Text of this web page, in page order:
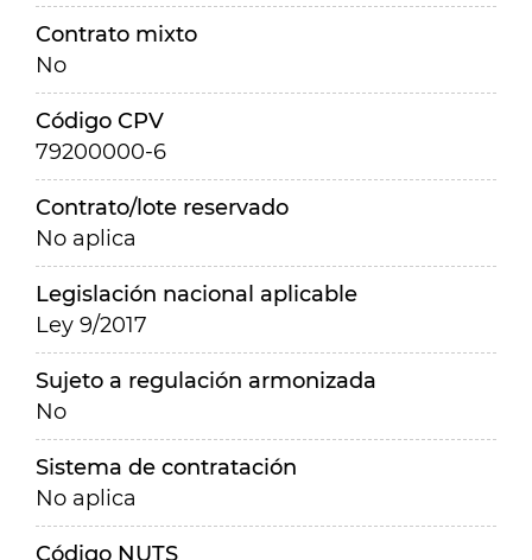
Contrato mixto
No
Código CPV
79200000-6
Contrato/lote reservado
No aplica
Legislación nacional aplicable
Ley 9/2017
Sujeto a regulación armonizada
No
Sistema de contratación
No aplica
Código NUTS